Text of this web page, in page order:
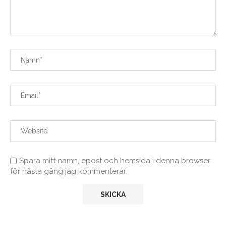
Spara mitt namn, epost och hemsida i denna browser
för nästa gång jag kommenterar.